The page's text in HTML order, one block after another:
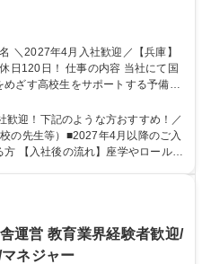
内容 当社にて国
ざす高校生をサポートする予備校
します。本求人は2027年4月入社
マネジメント ■入塾相談 ■予算・
】生徒数は50名～200名程度。生
る必要はありません。 募集職
運営 ◆教育業界経験者歓迎/年間
迎！下記のような方おすすめ！／
の先生等）■2027年4月以降のご入
ルプ
るので安心です。研修が充実して
ップアップも可能！教育に携わり
ジネススキルを身に着けたい方に
歴：大学院 大学 語学力： 資格：
運営 教育業界経験者歓迎/
ネジャー